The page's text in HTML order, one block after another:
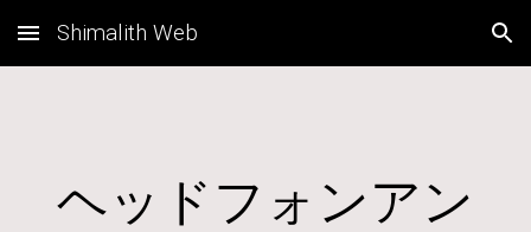
Skip to main content Skip to navigation
Shimalith Web
ヘッドフォンアン